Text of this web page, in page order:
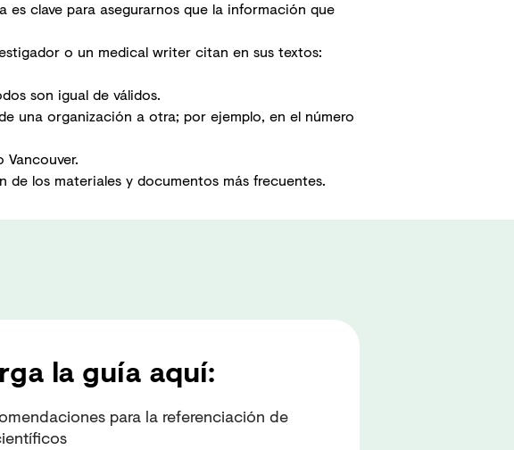
clave para asegurarnos que la información que
o un medical writer citan en sus textos:
son igual de válidos.
una organización a otra; por ejemplo, en el número
los materiales y documentos más frecuentes.
la guía aquí:
para la referenciación de